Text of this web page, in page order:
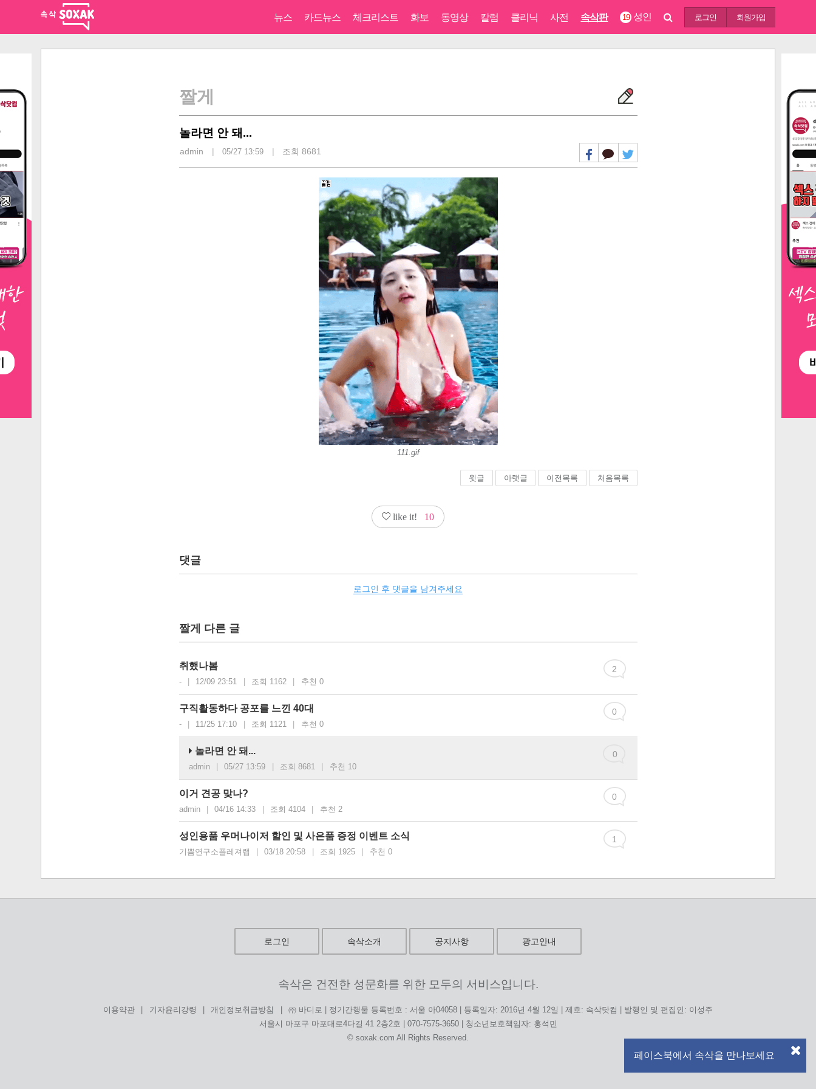
뉴스 카드뉴스 체크리스트 화보 동영상 칼럼 클리닉 사전 속삭판 19 성인 로그인 회원가입
짤게
놀라면 안 돼...
admin | 05/27 13:59 | 조회 8681
111.gif
윗글 아랫글 이전목록 처음목록
like it! 10
댓글
로그인 후 댓글을 남겨주세요
짤게 다른 글
취했나봄
- | 12/09 23:51 | 조회 1162 | 추천 0
2
구직활동하다 공포를 느낀 40대
- | 11/25 17:10 | 조회 1121 | 추천 0
0
놀라면 안 돼...
admin | 05/27 13:59 | 조회 8681 | 추천 10
0
이거 견공 맞나?
admin | 04/16 14:33 | 조회 4104 | 추천 2
0
성인용품 우머나이저 할인 및 사은품 증정 이벤트 소식
기쁨연구소플레져랩 | 03/18 20:58 | 조회 1925 | 추천 0
1
로그인 속삭소개 공지사항 광고안내
속삭은 건전한 성문화를 위한 모두의 서비스입니다.
이용약관 기자윤리강령 개인정보취급방침
㈜ 바디로 | 정기간행물 등록번호 : 서울 아04058 | 등록일자: 2016년 4월 12일 | 제호: 속삭닷컴 | 발행인 및 편집인: 이성주
서울시 마포구 마포대로4다길 41 2층2호 | 070-7575-3650 | 청소년보호책임자: 홍석민
© soxak.com All Rights Reserved.
페이스북에서 속삭을 만나보세요